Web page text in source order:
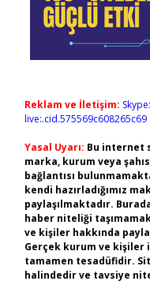
Reklam ve İletişim: Skype:
live:.cid.575569c608265c69
Yasal Uyarı: Bu internet
marka, kurum veya
bağlantısı
kendi hazırladığımız
paylaşılmaktadır.
haber niteliği
ve kişiler hakkında
Gerçek kurum ve
tamamen tesadüfidir.
halindedir ve tavsiye